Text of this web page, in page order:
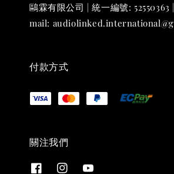
鷗霖有限公司 | 統一編號: 52550363
mail:
付款方式
關注我們